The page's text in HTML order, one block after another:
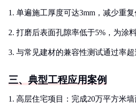
1. 单遍施工厚度可达3mm，减少重
2. 打磨后表面孔隙率低于5%，为涂
3. 与常见建材的兼容性测试通过率超
三、典型工程应用案例
1. 高层住宅项目：完成20万平方米